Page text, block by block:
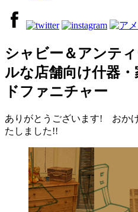
シャビー＆アンテ
ルな店舗向け什器
ドファニチャー
ありがとうございます! おか
たしました!!